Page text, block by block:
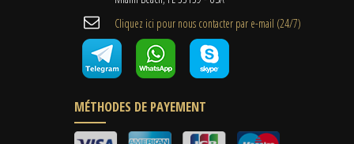
Cliquez ici pour nous contacter par e-mail (24/7)
MÉTHODES DE PAYEMENT